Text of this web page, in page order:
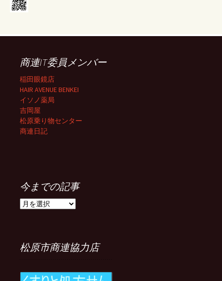
商連IT委員メンバー
稲田眼鏡店
HAIR AVENUE BENKEI
イソノ薬局
吉岡屋
松原乗り物センター
商連日記
今までの記事
今
記
事
松原市商連協力店